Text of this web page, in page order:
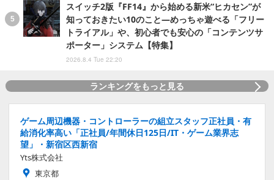
スイッチ2版『FF14』から始める新米“ヒカセン”が
知っておきたい10のこと―めっちゃ遊べる「フリー
トライアル」や、初心者でも安心の「コンテンツサ
ポーター」システム【特集】
2026.8.4 Tue 22:20
ランキングをもっと見る
ゲーム周辺機器・コントローラーの組立スタッフ正社員・有
給消化率高い「正社員/年間休日125日/IT・ゲーム業界志
望」・新宿区西新宿
Yts株式会社
東京都